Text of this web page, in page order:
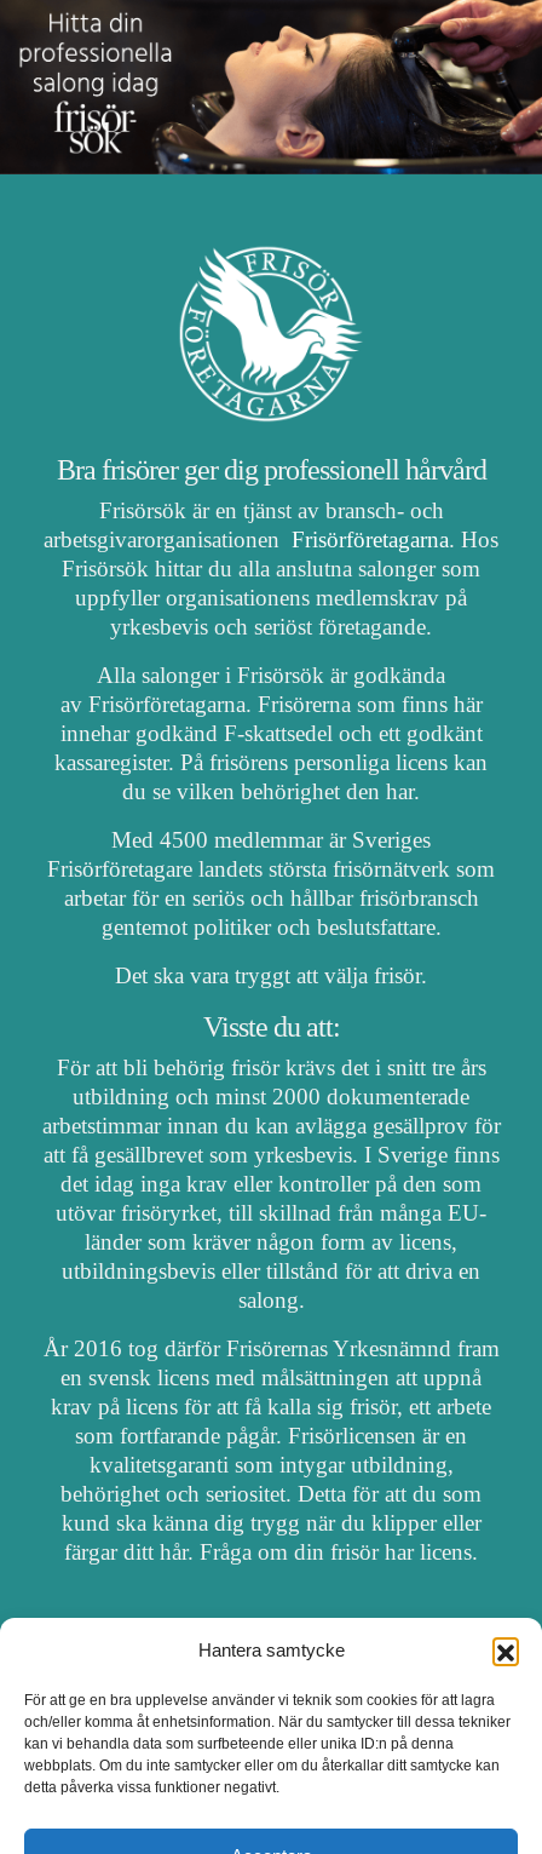
Hantera samtycke
För att ge en bra upplevelse använder vi teknik som cookies för att lagra
och/eller komma åt enhetsinformation. När du samtycker till dessa tekniker
kan vi behandla data som surfbeteende eller unika ID:n på denna
webbplats. Om du inte samtycker eller om du återkallar ditt samtycke kan
detta påverka vissa funktioner negativt.
Bra frisörer ger dig professionell hårvård
Frisörsök är en tjänst av bransch- och
arbetsgivarorganisationen Frisörföretagarna. Hos
Frisörsök hittar du alla anslutna salonger som
uppfyller organisationens medlemskrav på
yrkesbevis och seriöst företagande.
Alla salonger i Frisörsök är godkända
av Frisörföretagarna. Frisörerna som finns här
innehar godkänd F-skattsedel och ett godkänt
kassaregister. På frisörens personliga licens kan
du se vilken behörighet den har.
Med 4500 medlemmar är Sveriges
Frisörföretagare landets största frisörnätverk som
arbetar för en seriös och hållbar frisörbransch
gentemot politiker och beslutsfattare.
Det ska vara tryggt att välja frisör.
Visste du att:
För att bli behörig frisör krävs det i snitt tre års
utbildning och minst 2000 dokumenterade
arbetstimmar innan du kan avlägga gesällprov för
att få gesällbrevet som yrkesbevis. I Sverige finns
det idag inga krav eller kontroller på den som
utövar frisöryrket, till skillnad från många EU-
länder som kräver någon form av licens,
utbildningsbevis eller tillstånd för att driva en
salong.
År 2016 tog därför Frisörernas Yrkesnämnd fram
en svensk licens med målsättningen att uppnå
krav på licens för att få kalla sig frisör, ett arbete
som fortfarande pågår. Frisörlicensen är en
kvalitetsgaranti som intygar utbildning,
behörighet och seriositet. Detta för att du som
kund ska känna dig trygg när du klipper eller
färgar ditt hår. Fråga om din frisör har licens.
OM FRISÖRSÖK
UPPDATERA SALONG